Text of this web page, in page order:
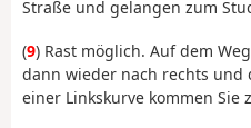
Straße und gelangen zum
(9) Rast möglich. Auf dem
dann wieder nach rechts und
einer Linkskurve kommen Sie